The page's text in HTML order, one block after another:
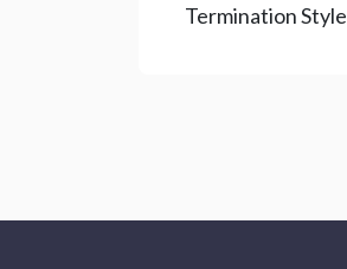
Termination Style